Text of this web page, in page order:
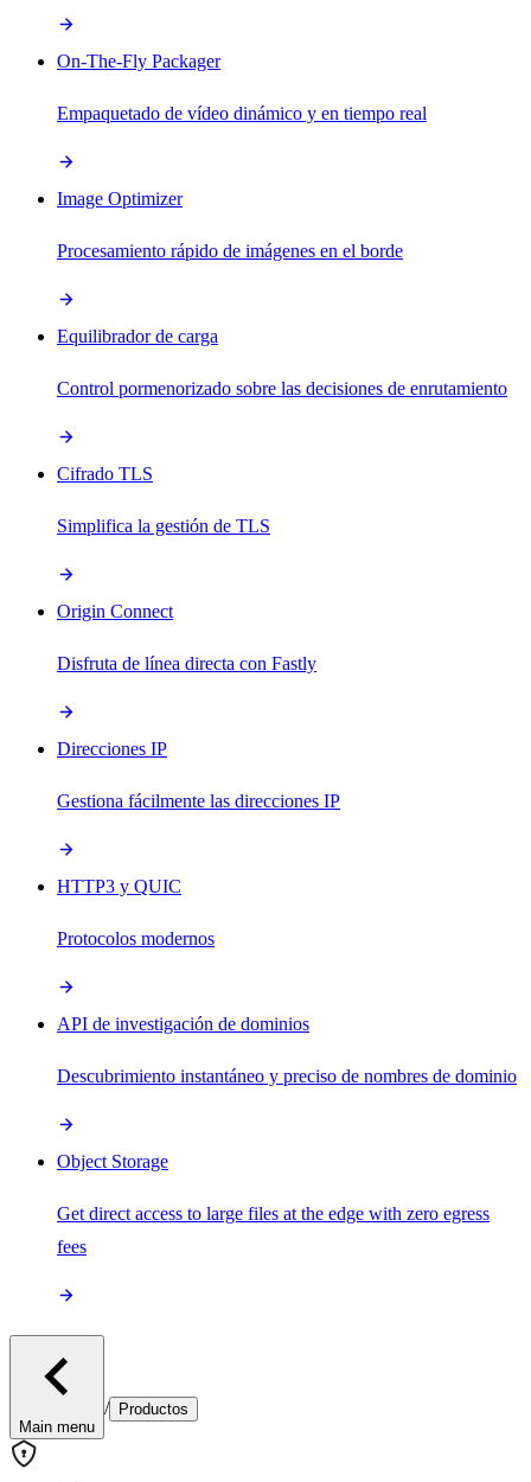
On-The-Fly Packager
Empaquetado de vídeo dinámico y en tiempo real
Image Optimizer
Procesamiento rápido de imágenes en el borde
Equilibrador de carga
Control pormenorizado sobre las decisiones de enrutamiento
Cifrado TLS
Simplifica la gestión de TLS
Origin Connect
Disfruta de línea directa con Fastly
Direcciones IP
Gestiona fácilmente las direcciones IP
HTTP3 y QUIC
Protocolos modernos
API de investigación de dominios
Descubrimiento instantáneo y preciso de nombres de dominio
Object Storage
Get direct access to large files at the edge with zero egress
fees
Main menu
/ Productos